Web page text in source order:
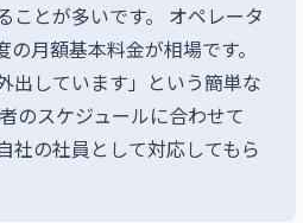
ことが多いです。 オペレータ
月額基本料金が相場です。
出しています」という簡単な
のスケジュールに合わせて
の社員として対応してもら